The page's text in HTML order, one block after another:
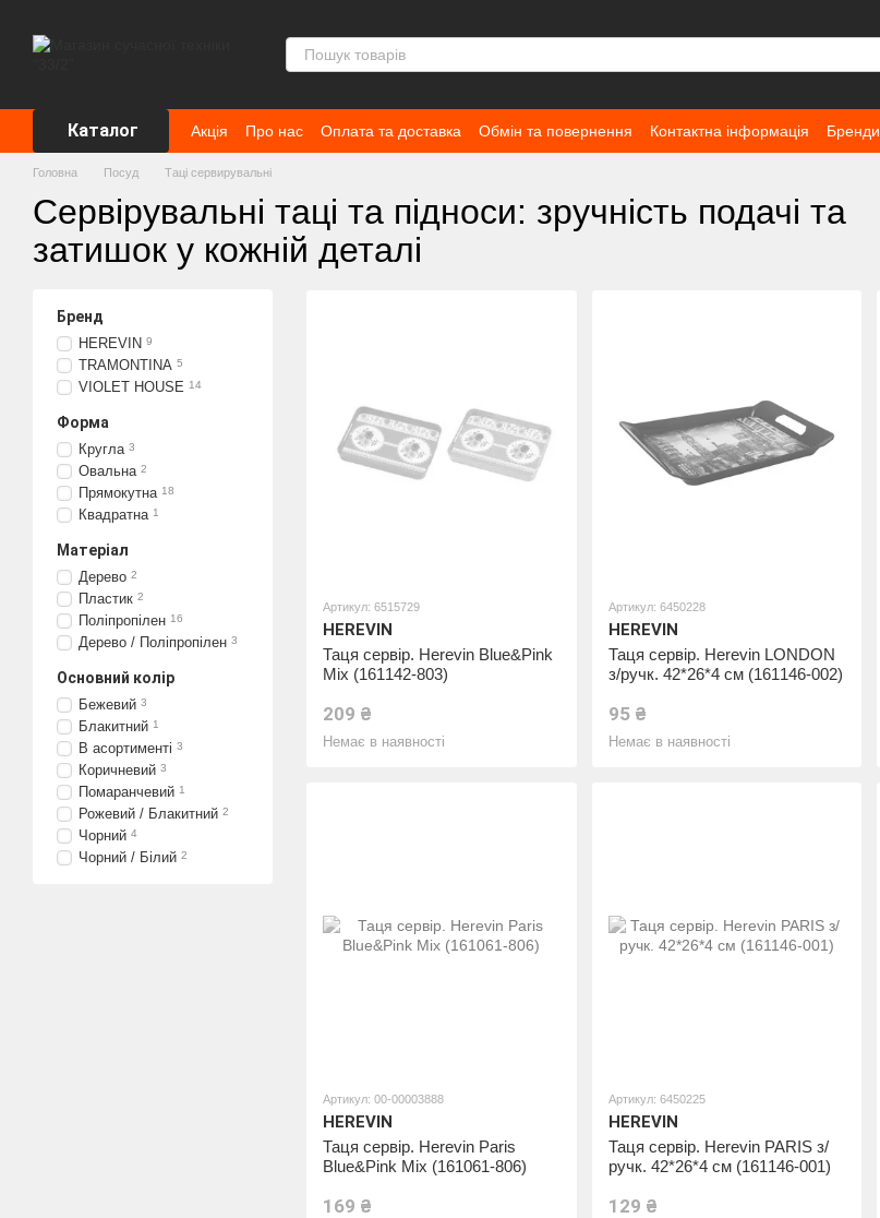
Каталог Акція Про нас Оплата та доставка Обмін та повернення Контактна інформація Бренди
Головна Посуд Таці сервирувальні
Сервірувальні таці та підноси: зручність подачі та
затишок у кожній деталі
Артикул: 6515729
HEREVIN
Таця сервір. Herevin Blue&Pink
Mix (161142-803)
209 ₴
Немає в наявності
Артикул: 6450228
HEREVIN
Таця сервір. Herevin LONDON
з/ручк. 42*26*4 см (161146-002)
95 ₴
Немає в наявності
Артикул: 00-00003888
HEREVIN
Таця сервір. Herevin Paris
Blue&Pink Mix (161061-806)
169 ₴
Артикул: 6450225
HEREVIN
Таця сервір. Herevin PARIS з/
ручк. 42*26*4 см (161146-001)
129 ₴
Бренд
HEREVIN 9
TRAMONTINA 5
VIOLET HOUSE 14
Форма
Кругла 3
Овальна 2
Прямокутна 18
Квадратна 1
Матеріал
Дерево 2
Пластик 2
Поліпропілен 16
Дерево / Поліпропілен 3
Основний колір
Бежевий 3
Блакитний 1
В асортименті 3
Коричневий 3
Помаранчевий 1
Рожевий / Блакитний 2
Чорний 4
Чорний / Білий 2